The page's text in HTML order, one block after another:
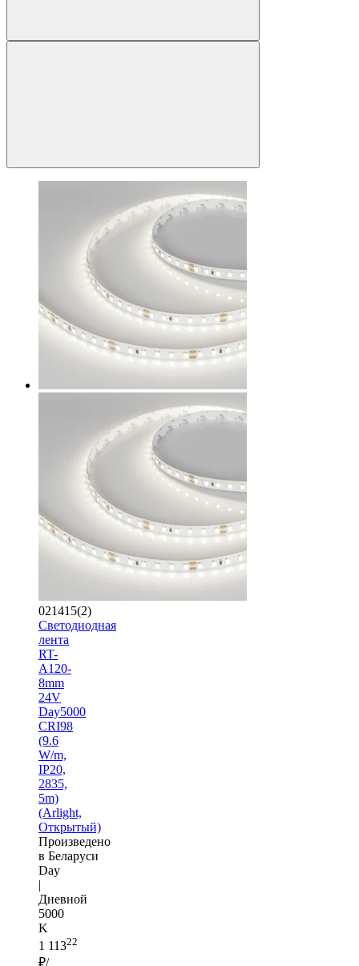
021415(2)
Светодиодная
лента
RT-
A120-
8mm
24V
Day5000
CRI98
(9.6
W/m,
IP20,
2835,
5m)
(Arlight,
Открытый)
Произведено
в Беларуси
Day
|
Дневной
5000
K
1 11322
₽/